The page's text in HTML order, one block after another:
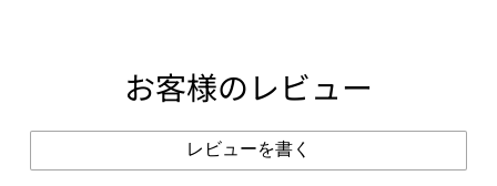
お客様のレビュー
レビューを書く